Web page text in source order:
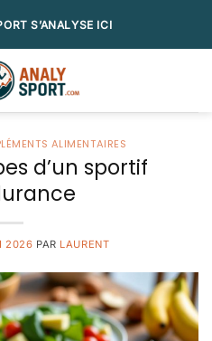
S’ANALYSE ICI
ALIMENTAIRES
d’un sportif
2026 PAR LAURENT